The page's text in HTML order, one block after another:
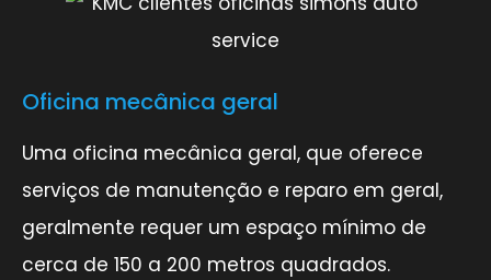
Oficina mecânica geral
Uma oficina mecânica geral, que oferece
serviços de manutenção e reparo em geral,
geralmente requer um espaço mínimo de
cerca de 150 a 200 metros quadrados.